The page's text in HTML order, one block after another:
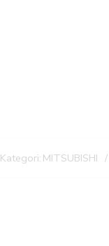
Kategori: MITSUBISHI